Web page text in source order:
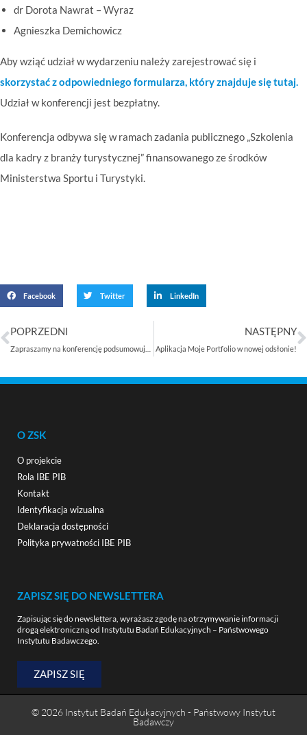
dr Dorota Nawrat – Wyraz
Agnieszka Demichowicz
Aby wziąć udział w wydarzeniu należy zarejestrować się i
skorzystać z odpowiedniego formularza, który znajduje się tutaj.
Udział w konferencji jest bezpłatny.
Konferencja odbywa się w ramach zadania publicznego „Szkolenia
dla kadry z branży turystycznej” finansowanego ze środków
Ministerstwa Sportu i Turystyki.
Facebook Twitter LinkedIn
POPRZEDNI NASTĘPNY
Aplikacja Moje Portfolio w nowej odsłonie!
O ZSK
O projekcie
Rola IBE PIB
Kontakt
Identyfikacja wizualna
Deklaracja dostępności
Polityka prywatności IBE PIB
ZAPISZ SIĘ DO NEWSLETTERA
Zapisując się do newslettera, wyrażasz zgodę na otrzymywanie informacji
drogą elektroniczną od Instytutu Badań Edukacyjnych – Państwowego
Instytutu Badawczego.
ZAPISZ SIĘ
© 2026 Instytut Badań Edukacyjnych - Państwowy Instytut
Badawczy